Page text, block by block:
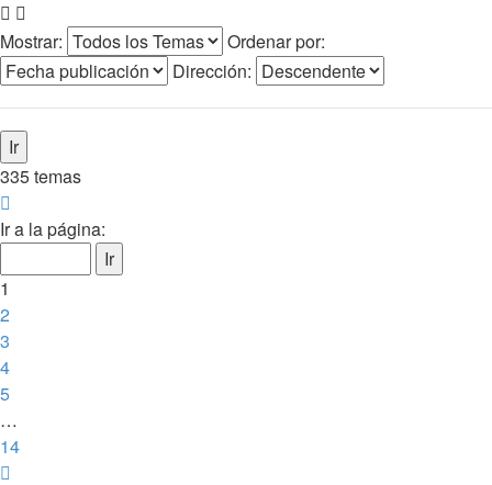
Mostrar:
Ordenar por:
Dirección:
335 temas
1
14
Ir a la página:
1
2
3
4
5
…
14